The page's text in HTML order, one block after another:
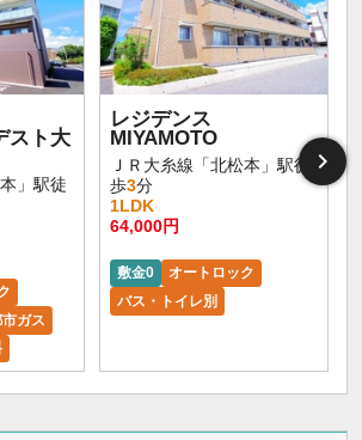
スト大
」駅徒
ガス
レジデンス
MIYAMOTO
ＪＲ大糸線「北松本」駅徒
歩3分
1LDK
64,000円
敷金0
オートロック
バス・トイレ別